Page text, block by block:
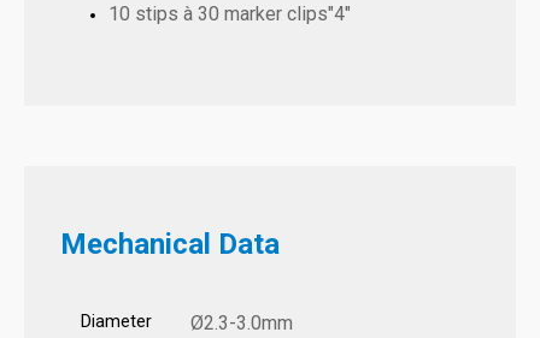
10 stips à 30 marker clips"4"
Mechanical Data
Diameter Ø2.3-3.0mm